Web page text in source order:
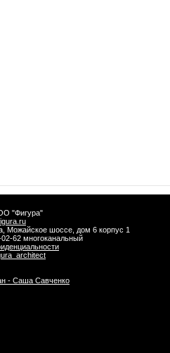
"Фигура"
Можайское шоссе, дом 6 корпус 1
62 многоканальный
- Саша Савченко